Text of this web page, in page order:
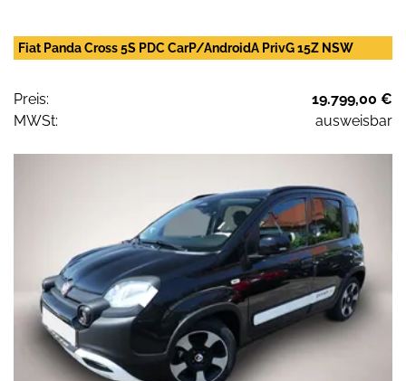
Fiat Panda Cross 5S PDC CarP/AndroidA PrivG 15Z NSW
Preis:
19.799,00 €
MWSt:
ausweisbar